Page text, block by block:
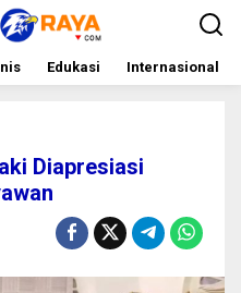
Edukasi Internasional
Diapresiasi